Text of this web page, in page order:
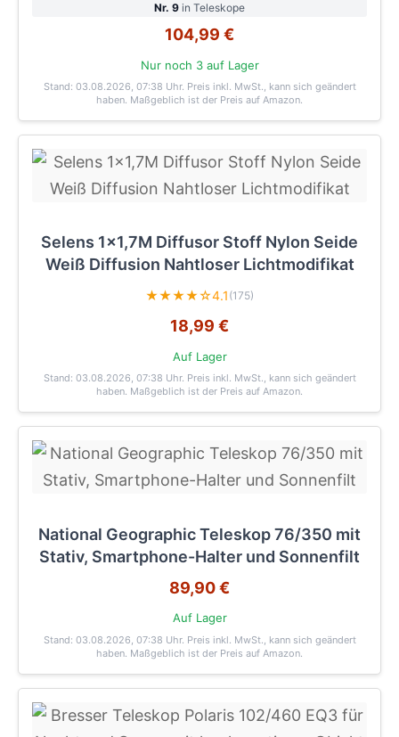
Nr. 9 in Teleskope
104,99 €
Nur noch 3 auf Lager
Stand: 03.08.2026, 07:38 Uhr. Preis inkl. MwSt., kann sich geändert
haben. Maßgeblich ist der Preis auf Amazon.
Selens 1x1,7M Diffusor Stoff Nylon Seide
Weiß Diffusion Nahtloser Lichtmodifikat
★★★★☆4.1 (175)
18,99 €
Auf Lager
Stand: 03.08.2026, 07:38 Uhr. Preis inkl. MwSt., kann sich geändert
haben. Maßgeblich ist der Preis auf Amazon.
National Geographic Teleskop 76/350 mit
Stativ, Smartphone-Halter und Sonnenfilt
89,90 €
Auf Lager
Stand: 03.08.2026, 07:38 Uhr. Preis inkl. MwSt., kann sich geändert
haben. Maßgeblich ist der Preis auf Amazon.